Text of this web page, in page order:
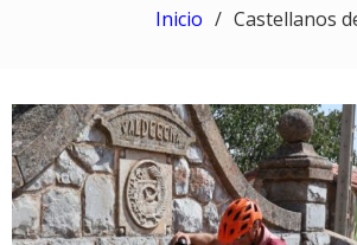
Inicio Castellanos